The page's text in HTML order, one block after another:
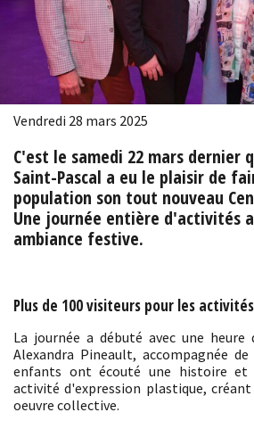
Vendredi 28 mars 2025
C'est le samedi 22 mars dernier
Saint-Pascal a eu le plaisir de
population son tout nouveau
Une journée entière d'activités
ambiance festive.
Plus de 100 visiteurs pour les
La journée a débuté avec une
Alexandra Pineault, accompagnée
enfants ont écouté une histoire
activité d'expression plastique,
oeuvre collective.